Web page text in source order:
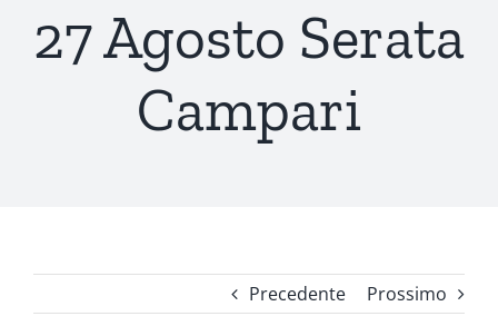
27 Agosto Serata
Campari
Precedente Prossimo